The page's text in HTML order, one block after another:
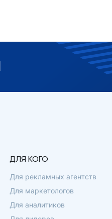
ДЛЯ КОГО
Для рекламных агентств
Для маркетологов
Для аналитиков